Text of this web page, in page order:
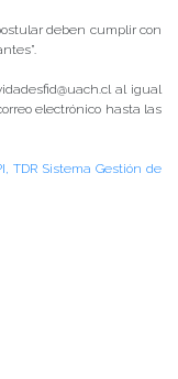
deben cumplir con
al igual
electrónico hasta las
TDR Sistema Gestión de